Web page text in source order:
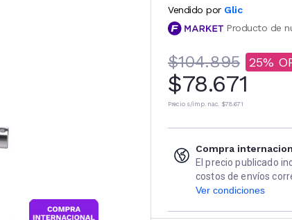
Vendido por Glic
Producto de
$104.895 25
$78.671
Precio s/imp. nac. $78.671
Compra
El precio publicado
costos de envíos
Ver condiciones